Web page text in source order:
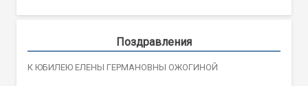
Поздравления
К ЮБИЛЕЮ ЕЛЕНЫ ГЕРМАНОВНЫ ОЖОГИНОЙ